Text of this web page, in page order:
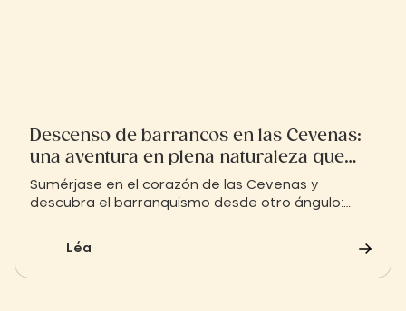
Descenso de barrancos en las Cevenas:
una aventura en plena naturaleza que
combina sensaciones fuertes y turismo
lento
Sumérjase en el corazón de las Cevenas y
descubra el barranquismo desde otro ángulo:
salvajes le esperan para una aventura única que
Léa